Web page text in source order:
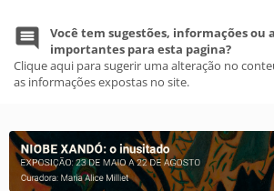
Você tem sugestões, informações ou
importantes para esta pagina?
Clique aqui para sugerir uma alteração no
as informações expostas no site.